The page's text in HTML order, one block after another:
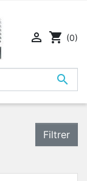

 shopping_cart (0)
Filtrer